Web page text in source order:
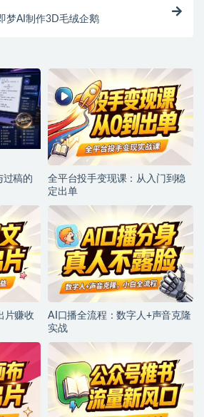
梦AI制作3D毛绒企鹅
过稿的
全平台投手变现课：从入门到稳
定出单
片赚收
AI口播全流程：数字人+声音克隆
实战